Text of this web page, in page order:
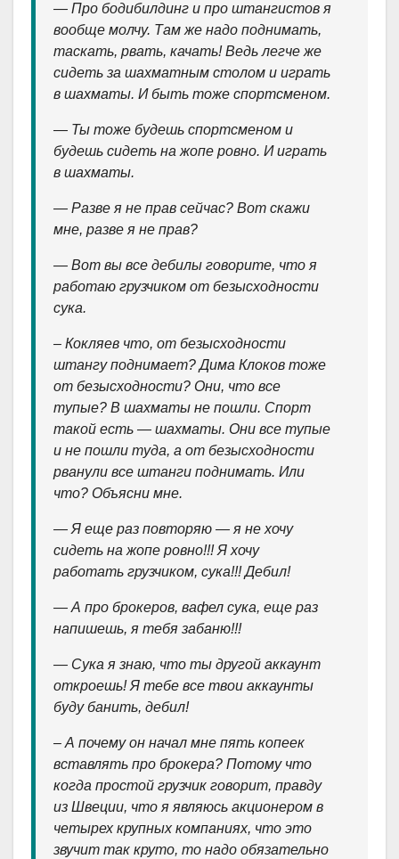
— Про бодибилдинг и про штангистов я
вообще молчу. Там же надо поднимать,
таскать, рвать, качать! Ведь легче же
сидеть за шахматным столом и играть
в шахматы. И быть тоже спортсменом.
— Ты тоже будешь спортсменом и
будешь сидеть на жопе ровно. И играть
в шахматы.
— Разве я не прав сейчас? Вот скажи
мне, разве я не прав?
— Вот вы все дебилы говорите, что я
работаю грузчиком от безысходности
сука.
– Кокляев что, от безысходности
штангу поднимает? Дима Клоков тоже
от безысходности? Они, что все
тупые? В шахматы не пошли. Спорт
такой есть — шахматы. Они все тупые
и не пошли туда, а от безысходности
рванули все штанги поднимать. Или
что? Объясни мне.
— Я еще раз повторяю — я не хочу
сидеть на жопе ровно!!! Я хочу
работать грузчиком, сука!!! Дебил!
— А про брокеров, вафел сука, еще раз
напишешь, я тебя забаню!!!
— Сука я знаю, что ты другой аккаунт
откроешь! Я тебе все твои аккаунты
буду банить, дебил!
– А почему он начал мне пять копеек
вставлять про брокера? Потому что
когда простой грузчик говорит, правду
из Швеции, что я являюсь акционером в
четырех крупных компаниях, что это
звучит так круто, то надо обязательно